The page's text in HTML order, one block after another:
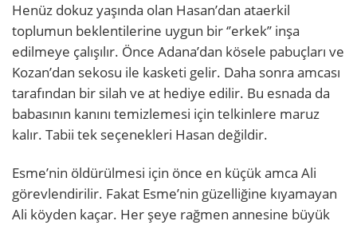
Henüz dokuz yaşında olan Hasan’dan ataerkil
toplumun beklentilerine uygun bir ‘’erkek’’ inşa
edilmeye çalışılır. Önce Adana’dan kösele pabuçları ve
Kozan’dan sekosu ile kasketi gelir. Daha sonra amcası
tarafından bir silah ve at hediye edilir. Bu esnada da
babasının kanını temizlemesi için telkinlere maruz
kalır. Tabii tek seçenekleri Hasan değildir.
Esme’nin öldürülmesi için önce en küçük amca Ali
görevlendirilir. Fakat Esme’nin güzelliğine kıyamayan
Ali köyden kaçar. Her şeye rağmen annesine büyük